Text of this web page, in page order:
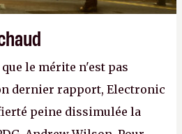
le mérite n'est pas
dernier rapport, Electronic
peine dissimulée la